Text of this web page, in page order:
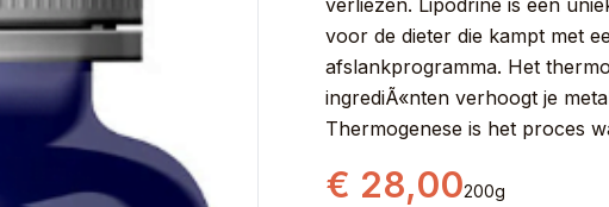
verliezen. Lipodrine is een
voor de dieter die kampt met
afslankprogramma. Het
ingrediÃ«nten verhoogt je
Thermogenese is het proces
€ 28,00200g